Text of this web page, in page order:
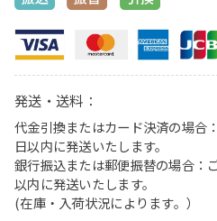
発送・送料：
代金引換またはカード決済の場合
日以内に発送いたします。
銀行振込または郵便振替の場合：
以内に発送いたします。
(在庫・入荷状況によります。）